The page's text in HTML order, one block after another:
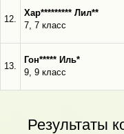
12.
Хар********* Лил**
7, 7 класс
13.
Гон***** Иль*
9, 9 класс
Результаты